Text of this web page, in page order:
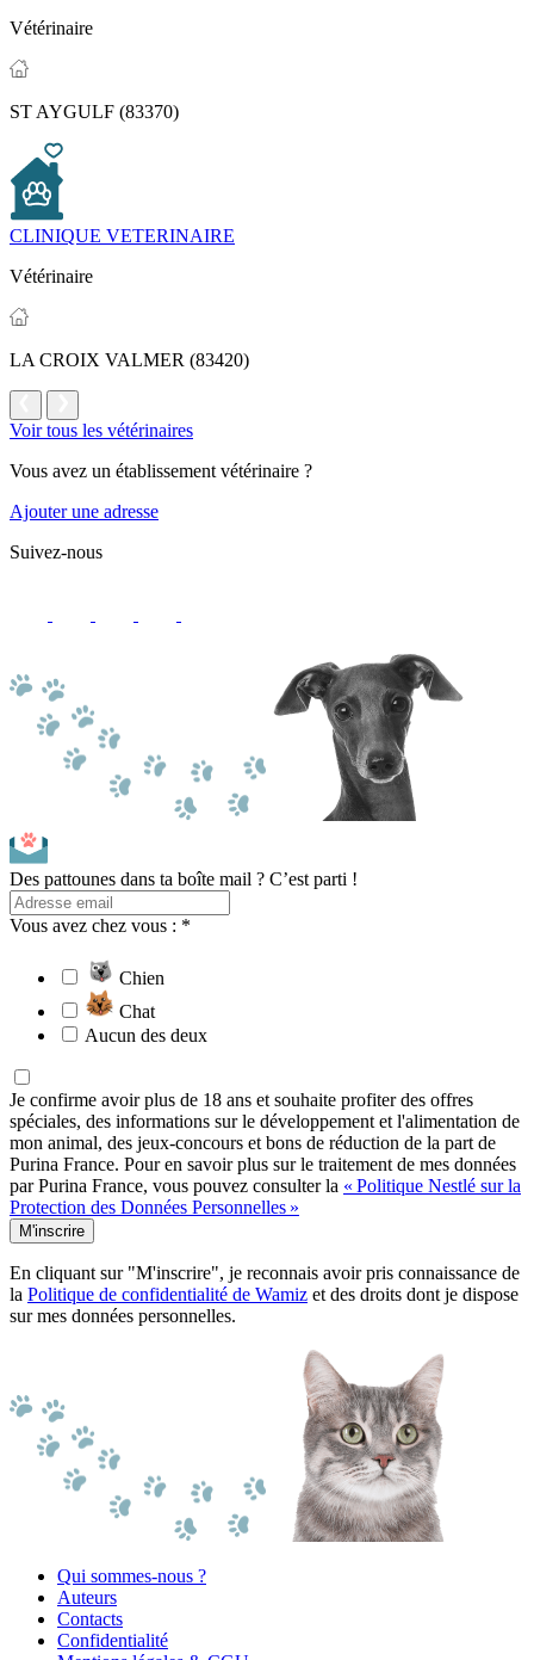
Vétérinaire
ST AYGULF (83370)
CLINIQUE VETERINAIRE
Vétérinaire
LA CROIX VALMER (83420)
Voir tous les vétérinaires
Vous avez un établissement vétérinaire ?
Ajouter une adresse
Suivez-nous
Des pattounes dans ta boîte mail ? C’est parti !
Vous avez chez vous : *
Chien
Chat
Aucun des deux
Je confirme avoir plus de 18 ans et souhaite profiter des offres
spéciales, des informations sur le développement et l'alimentation de
mon animal, des jeux-concours et bons de réduction de la part de
Purina France. Pour en savoir plus sur le traitement de mes données
par Purina France, vous pouvez consulter la « Politique Nestlé sur la
Protection des Données Personnelles »
M'inscrire
En cliquant sur "M'inscrire", je reconnais avoir pris connaissance de
la Politique de confidentialité de Wamiz et des droits dont je dispose
sur mes données personnelles.
Qui sommes-nous ?
Auteurs
Contacts
Confidentialité